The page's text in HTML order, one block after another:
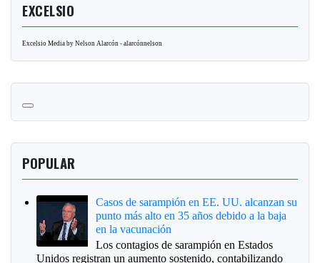
EXCELSIO
Excelsio Media by Nelson Alarcón - alarcónnelson
POPULAR
Casos de sarampión en EE. UU. alcanzan su
punto más alto en 35 años debido a la baja
en la vacunación
Los contagios de sarampión en Estados
Unidos registran un aumento sostenido, contabilizando